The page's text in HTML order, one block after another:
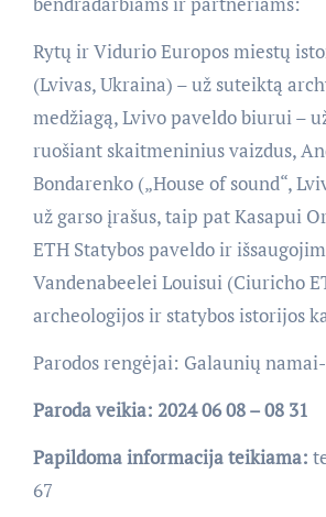
Rytų ir Vidurio Europos miestų
(Lvivas, Ukraina) – už suteiktą
medžiagą, Lvivo paveldo biurui –
ruošiant skaitmeninius vaizdus,
Bondarenko („House of sound“,
už garso įrašus, taip pat Kasapui
ETH Statybos paveldo ir
Vandenabeelei Louisui (Ciuricho
archeologijos ir statybos istorijos
Parodos rengėjai: Galaunių
Paroda veikia: 2024 06 08 – 08 31
Papildoma informacija teikiama:
67